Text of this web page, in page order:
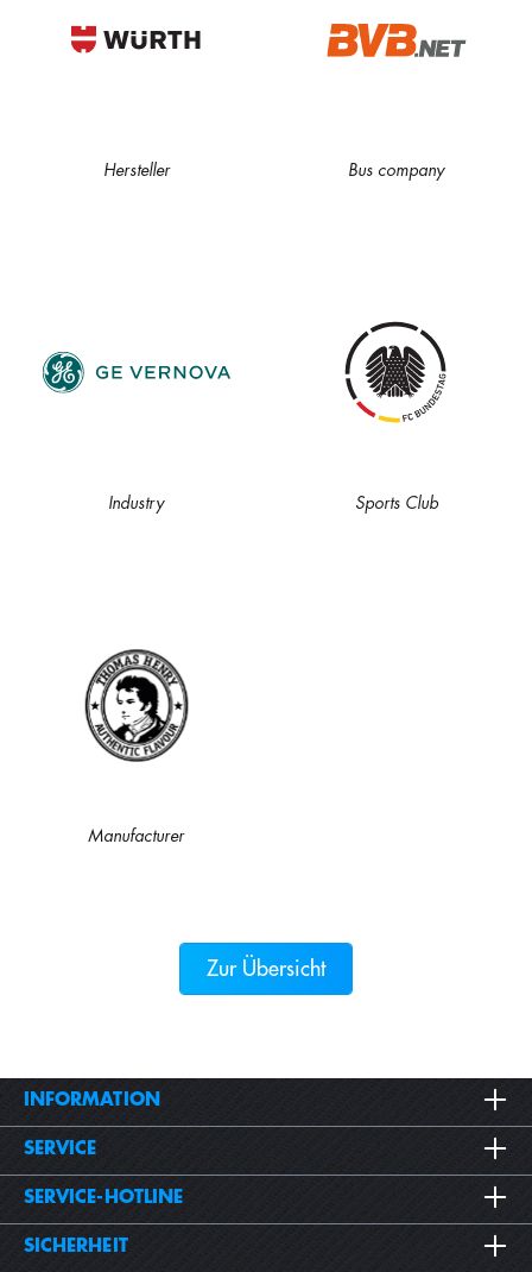
Hersteller Bus company
Industry Sports Club
Manufacturer
Zur Übersicht
INFORMATION
SERVICE
SERVICE-HOTLINE
SICHERHEIT